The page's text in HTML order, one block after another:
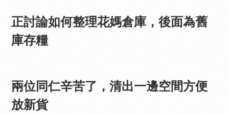
正討論如何整理花媽倉庫，後面為舊
庫存糧
兩位同仁辛苦了， 清出一邊空間方便
放新貨